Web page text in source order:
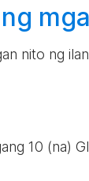
nito ng
10 (na)